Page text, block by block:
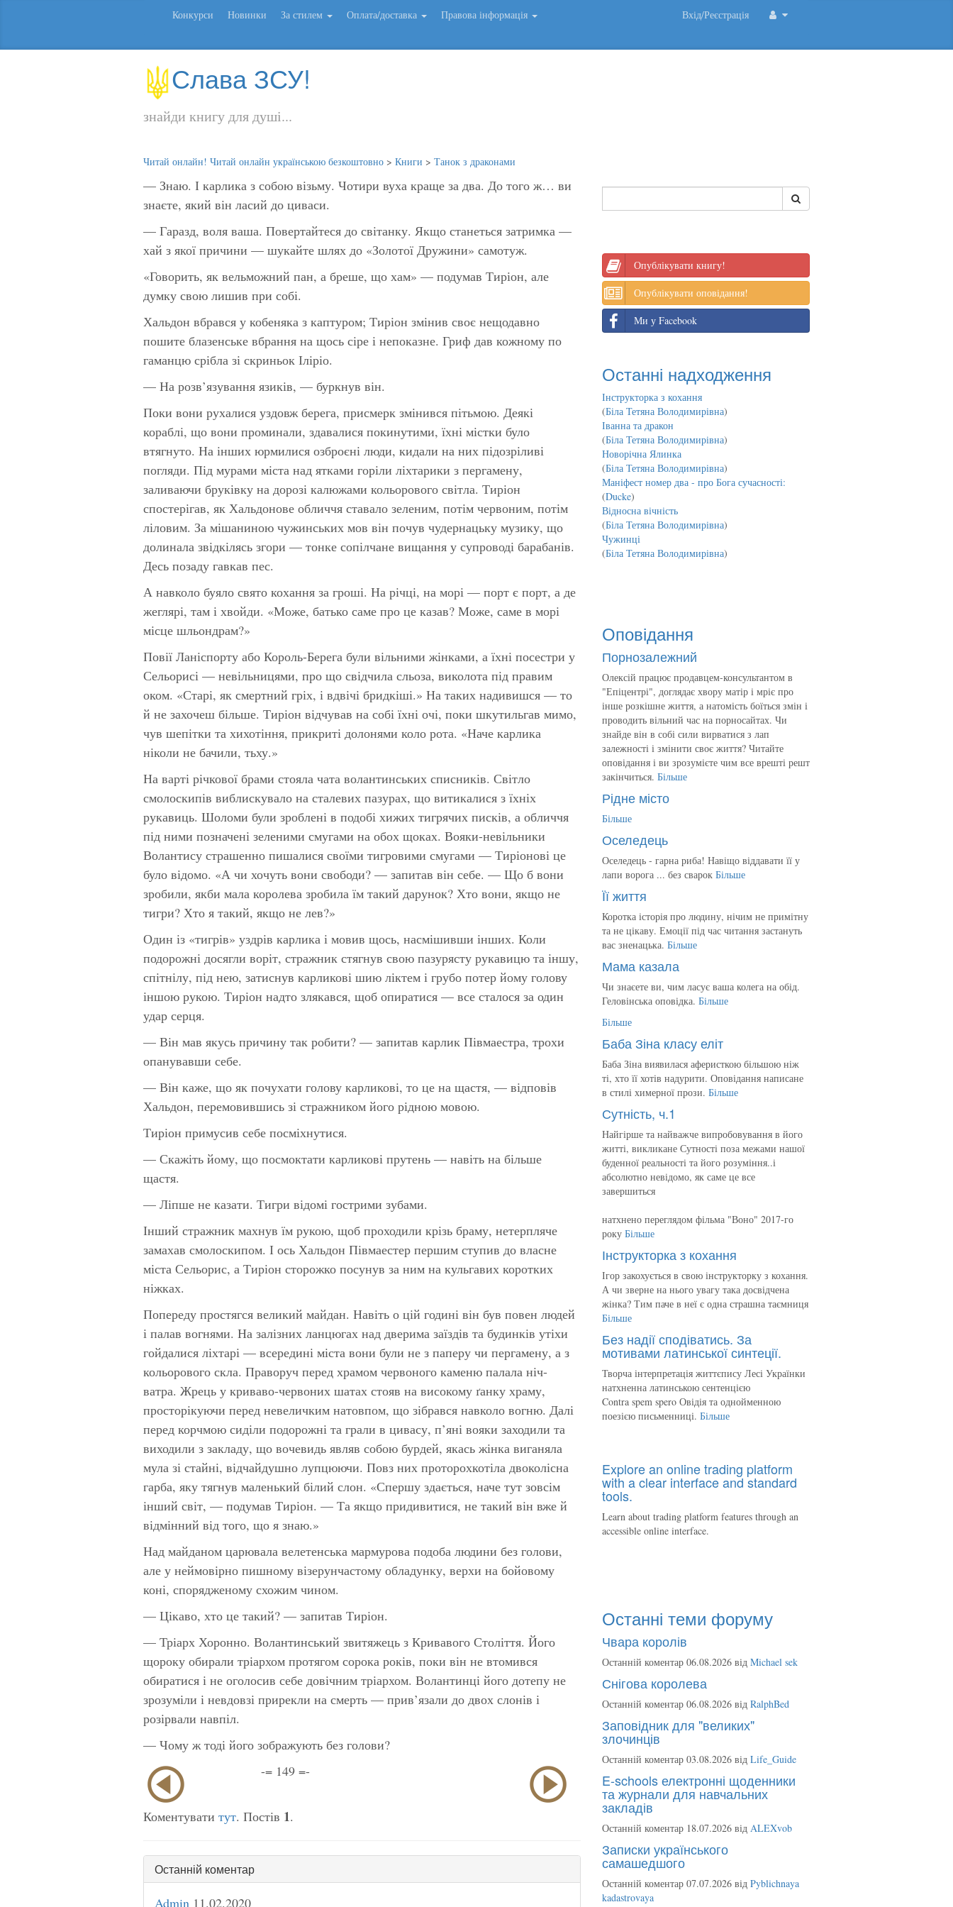
Конкурси Новинки За стилем Оплата/доставка Правова інформація Вхід/Реєстрація
Слава ЗСУ!
знайди книгу для душі...
Читай онлайн! Читай онлайн українською безкоштовно > Книги > Танок з драконами
— Знаю. І карлика з собою візьму. Чотири вуха краще за два. До того ж… ви
знаєте, який він ласий до циваси.
— Гаразд, воля ваша. Повертайтеся до світанку. Якщо станеться затримка —
хай з якої причини — шукайте шлях до «Золотої Дружини» самотуж.
«Говорить, як вельможний пан, а бреше, що хам» — подумав Тиріон, але
думку свою лишив при собі.
Хальдон вбрався у кобеняка з каптуром; Тиріон змінив своє нещодавно
пошите блазенське вбрання на щось сіре і непоказне. Гриф дав кожному по
гаманцю срібла зі скриньок Іліріо.
— На розв’язування язиків, — буркнув він.
Поки вони рухалися уздовж берега, присмерк змінився пітьмою. Деякі
кораблі, що вони проминали, здавалися покинутими, їхні містки було
втягнуто. На інших юрмилися озброєні люди, кидали на них підозріливі
погляди. Під мурами міста над ятками горіли ліхтарики з пергамену,
заливаючи бруківку на дорозі калюжами кольорового світла. Тиріон
спостерігав, як Хальдонове обличчя ставало зеленим, потім червоним, потім
ліловим. За мішаниною чужинських мов він почув чудернацьку музику, що
долинала звідкілясь згори — тонке сопілчане вищання у супроводі барабанів.
Десь позаду гавкав пес.
А навколо буяло свято кохання за гроші. На річці, на морі — порт є порт, а де
жеглярі, там і хвойди. «Може, батько саме про це казав? Може, саме в морі
місце шльондрам?»
Повії Ланіспорту або Король-Берега були вільними жінками, а їхні посестри у
Сельорисі — невільницями, про що свідчила сльоза, виколота під правим
оком. «Старі, як смертний гріх, і вдвічі бридкіші.» На таких надивишся — то
й не захочеш більше. Тиріон відчував на собі їхні очі, поки шкутильгав мимо,
чув шепітки та хихотіння, прикриті долонями коло рота. «Наче карлика
ніколи не бачили, тьху.»
На варті річкової брами стояла чата волантинських списників. Світло
смолоскипів виблискувало на сталевих пазурах, що витикалися з їхніх
рукавиць. Шоломи були зроблені в подобі хижих тигрячих писків, а обличчя
під ними позначені зеленими смугами на обох щоках. Вояки-невільники
Волантису страшенно пишалися своїми тигровими смугами — Тиріонові це
було відомо. «А чи хочуть вони свободи? — запитав він себе. — Що б вони
зробили, якби мала королева зробила їм такий дарунок? Хто вони, якщо не
тигри? Хто я такий, якщо не лев?»
Один із «тигрів» уздрів карлика і мовив щось, насмішивши інших. Коли
подорожні досягли воріт, стражник стягнув свою пазурясту рукавицю та іншу,
спітнілу, під нею, затиснув карликові шию ліктем і грубо потер йому голову
іншою рукою. Тиріон надто злякався, щоб опиратися — все сталося за один
удар серця.
— Він мав якусь причину так робити? — запитав карлик Півмаестра, трохи
опанувавши себе.
— Він каже, що як почухати голову карликові, то це на щастя, — відповів
Хальдон, перемовившись зі стражником його рідною мовою.
Тиріон примусив себе посміхнутися.
— Скажіть йому, що посмоктати карликові прутень — навіть на більше
щастя.
— Ліпше не казати. Тигри відомі гострими зубами.
Інший стражник махнув їм рукою, щоб проходили крізь браму, нетерпляче
замахав смолоскипом. І ось Хальдон Півмаестер першим ступив до власне
міста Сельорис, а Тиріон сторожко посунув за ним на кульгавих коротких
ніжках.
Попереду простягся великий майдан. Навіть о цій годині він був повен людей
і палав вогнями. На залізних ланцюгах над дверима заїздів та будинків утіхи
гойдалися ліхтарі — всередині міста вони були не з паперу чи пергамену, а з
кольорового скла. Праворуч перед храмом червоного каменю палала ніч-
ватра. Жрець у криваво-червоних шатах стояв на високому ґанку храму,
просторікуючи перед невеличким натовпом, що зібрався навколо вогню. Далі
перед корчмою сиділи подорожні та грали в цивасу, п’яні вояки заходили та
виходили з закладу, що вочевидь являв собою бурдей, якась жінка виганяла
мула зі стайні, відчайдушно лупцюючи. Повз них проторохкотіла двоколісна
гарба, яку тягнув маленький білий слон. «Спершу здається, наче тут зовсім
інший світ, — подумав Тиріон. — Та якщо придивитися, не такий він вже й
відмінний від того, що я знаю.»
Над майданом царювала велетенська мармурова подоба людини без голови,
але у неймовірно пишному візерунчастому обладунку, верхи на бойовому
коні, спорядженому схожим чином.
— Цікаво, хто це такий? — запитав Тиріон.
— Тріарх Хоронно. Волантинський звитяжець з Кривавого Століття. Його
щороку обирали тріархом протягом сорока років, поки він не втомився
обиратися і не оголосив себе довічним тріархом. Волантинці його дотепу не
зрозуміли і невдовзі прирекли на смерть — прив’язали до двох слонів і
розірвали навпіл.
— Чому ж тоді його зображують без голови?
-= 149 =-
Коментувати тут. Постів 1.
Останній коментар
Admin 11.02.2020
Опублікувати книгу!
Опублікувати оповідання!
Ми у Facebook
Останні надходження
Інструкторка з кохання
(Біла Тетяна Володимирівна)
Іванна та дракон
(Біла Тетяна Володимирівна)
Новорічна Ялинка
(Біла Тетяна Володимирівна)
Маніфест номер два - про Бога сучасності:
(Ducke)
Відносна вічність
(Біла Тетяна Володимирівна)
Чужинці
(Біла Тетяна Володимирівна)
Оповідання
Порнозалежний
Олексій працює продавцем-консультантом в
"Епіцентрі", доглядає хвору матір і мріє про
інше розкішне життя, а натомість боїться змін і
проводить вільний час на порносайтах. Чи
знайде він в собі сили вирватися з лап
залежності і змінити своє життя? Читайте
оповідання і ви зрозумієте чим все врешті решт
закінчиться. Більше
Рідне місто
Більше
Оселедець
Оселедець - гарна риба! Навіщо віддавати її у
лапи ворога ... без сварок Більше
Її життя
Коротка історія про людину, нічим не примітну
та не цікаву. Емоції під час читання застануть
вас зненацька. Більше
Мама казала
Чи знаєете ви, чим ласує ваша колега на обід.
Геловінська оповідка. Більше
Більше
Баба Зіна класу еліт
Баба Зіна виявилася аферисткою більшою ніж
ті, хто її хотів надурити. Оповідання написане
в стилі химерної прози. Більше
Сутність, ч.1
Найгірше та найважче випробовування в його
житті, викликане Сутності поза межами нашої
буденної реальності та його розуміння..і
абсолютно невідомо, як саме це все
завершиться
натхнено переглядом фільма "Воно" 2017-го
року Більше
Інструкторка з кохання
Ігор закохується в свою інструкторку з кохання.
А чи зверне на нього увагу така досвідчена
жінка? Тим паче в неї є одна страшна таємниця
Більше
Без надії сподіватись. За
мотивами латинської синтеції.
Творча інтерпретація життєпису Лесі Українки
натхненна латинською сентенцією
Contra spem spero Овідія та однойменною
поезією письменниці. Більше
Explore an online trading platform
with a clear interface and standard
tools.
Learn about trading platform features through an
accessible online interface.
Останні теми форуму
Чвара королів
Останній коментар 06.08.2026 від Michael sek
Снігова королева
Останній коментар 06.08.2026 від RalphBed
Заповідник для "великих"
злочинців
Останній коментар 03.08.2026 від Life_Guide
E-schools електронні щоденники
та журнали для навчальних
закладів
Останній коментар 18.07.2026 від ALEXvob
Записки українського
самашедшого
Останній коментар 07.07.2026 від Pyblichnaya
kadastrovaya